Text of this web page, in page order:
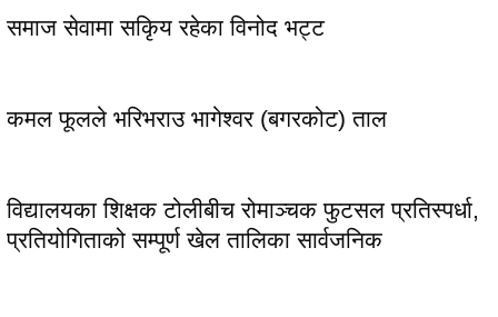
समाज सेवामा सकिृय रहेका विनोद भट्ट
कमल फूलले भरिभराउ भागेश्वर (बगरकोट) ताल
विद्यालयका शिक्षक टोलीबीच रोमाञ्चक फुटसल प्रतिस्पर्धा,
प्रतियोगिताको सम्पूर्ण खेल तालिका सार्वजनिक